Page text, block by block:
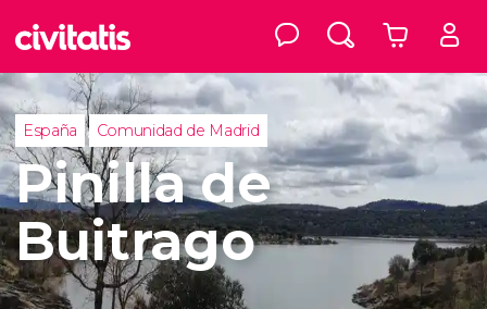
España Comunidad de Madrid
Pinilla de
Buitrago